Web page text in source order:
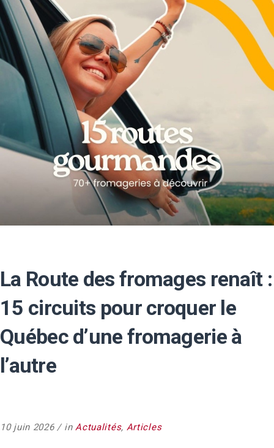
La Route des fromages renaît :
15 circuits pour croquer le
Québec d’une fromagerie à
l’autre
10 juin 2026 inActualités, Articles